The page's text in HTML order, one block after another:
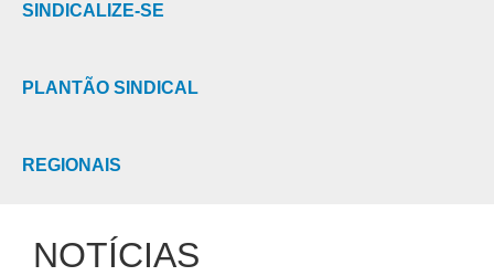
SINDICALIZE-SE
PLANTÃO SINDICAL
REGIONAIS
NOTÍCIAS